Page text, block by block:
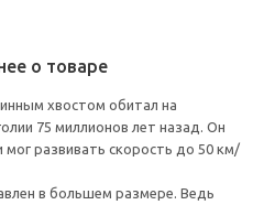
о товаре
хвостом обитал на
75 миллионов лет назад. Он
мог развивать скорость до 50 км/
в большем размере. Ведь